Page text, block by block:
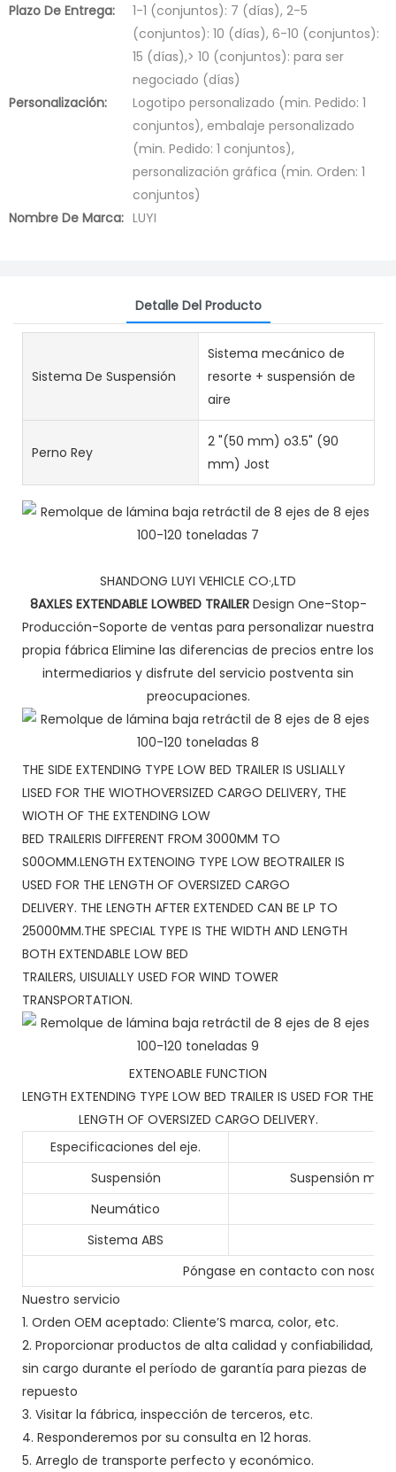
Plazo De Entrega:
1-1 (conjuntos): 7 (días), 2-5
(conjuntos): 10 (días), 6-10 (conjuntos):
15 (días),> 10 (conjuntos): para ser
negociado (días)
Personalización:
Logotipo personalizado (min. Pedido: 1
conjuntos), embalaje personalizado
(min. Pedido: 1 conjuntos),
personalización gráfica (min. Orden: 1
conjuntos)
Nombre De Marca: LUYI
Detalle Del Producto
Sistema De Suspensión
Sistema mecánico de
resorte + suspensión de
aire
Perno Rey
2 "(50 mm) o3.5" (90
mm) Jost
SHANDONG LUYI VEHICLE CO·,LTD
8AXLES EXTENDABLE LOWBED TRAILER Design One-Stop-
Producción-Soporte de ventas para personalizar nuestra
propia fábrica Elimine las diferencias de precios entre los
intermediarios y disfrute del servicio postventa sin
preocupaciones.
THE SIDE EXTENDING TYPE LOW BED TRAILER IS USLIALLY
LISED FOR THE WIOTHOVERSIZED CARGO DELIVERY, THE
WIOTH OF THE EXTENDING LOW
BED TRAILERIS DIFFERENT FROM 3000MM TO
S00OMM.LENGTH EXTENOING TYPE LOW BEOTRAILER IS
USED FOR THE LENGTH OF OVERSIZED CARGO
DELIVERY. THE LENGTH AFTER EXTENDED CAN BE LP TO
25000MM.THE SPECIAL TYPE IS THE WIDTH AND LENGTH
BOTH EXTENDABLE LOW BED
TRAILERS, UISUIALLY USED FOR WIND TOWER
TRANSPORTATION.
EXTENOABLE FUNCTION
LENGTH EXTENDING TYPE LOW BED TRAILER IS USED FOR THE
LENGTH OF OVERSIZED CARGO DELIVERY.
Especificaciones del eje.
Suspensión
Suspensión
Neumático
Sistema ABS
Póngase en contacto con
Nuestro servicio
1. Orden OEM aceptado: Cliente’S marca, color, etc.
2. Proporcionar productos de alta calidad y confiabilidad,
sin cargo durante el período de garantía para piezas de
repuesto
3. Visitar la fábrica, inspección de terceros, etc.
4. Responderemos por su consulta en 12 horas.
5. Arreglo de transporte perfecto y económico.